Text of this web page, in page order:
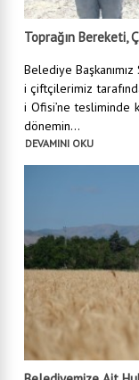
Toprağın Bereketi,
Belediye
i çiftçilerimiz
i Ofisi’ne tesliminde
dönemin...
DEVAMINI OKU